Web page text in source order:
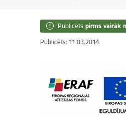
Publicēts pirms vairāk
Publicēts: 11.03.2014.